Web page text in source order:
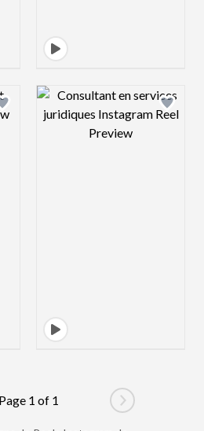
image Design preview
page
Page 1 of 1
Go to next